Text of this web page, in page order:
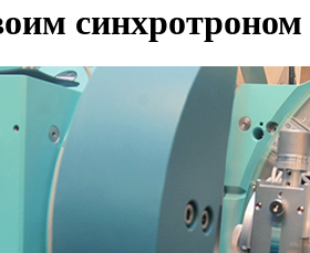
синхротроном